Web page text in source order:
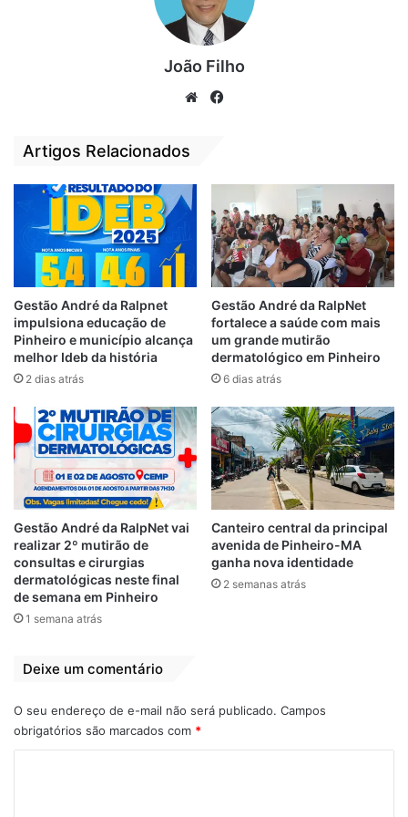
órgãos estaduais e municipais, além de
entidades públicas. Neste segundo
semestre, ações serão realizadas em prol
da população com apoio do Governo do
Relacionado
Vereadora Fátima
Araújo inicia
trabalhos na
Câmara em 2020
6 de fevereiro de 2020
Em "PINHEIRO-MA"
Assídua na Câmara,
Fátima Araújo
participa de sua
última sessão do
ano
31 de dezembro de 2022
Em "LEGISLATIVO"
Gabinete Itinerante
da vereadora
bairros de São Luís
5 de fevereiro de 2023
Em "LEGISLATIVO"
Atividades destaque Fátima Araújo
João Filho
We
Artigos Relacionados
Gestão André da Ralpnet
impulsiona educação de
Pinheiro e município alcança
melhor Ideb da história
2 dias atrás
Gestão André da RalpNet
fortalece a saúde com mais
um grande mutirão
dermatológico em Pinheiro
6 dias atrás
Gestão André da RalpNet vai
realizar 2º mutirão de
consultas e cirurgias
dermatológicas neste final
de semana em Pinheiro
1 semana atrás
Canteiro central da principal
avenida de Pinheiro-MA
ganha nova identidade
2 semanas atrás
Deixe um comentário
O seu endereço de e-mail não será publicado. Campos
obrigatórios são marcados com *